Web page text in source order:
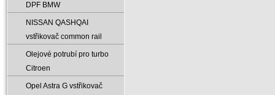
DPF BMW
NISSAN QASHQAI
vstřikovač common rail
Olejové potrubí pro turbo
Citroen
Opel Astra G vstřikovač